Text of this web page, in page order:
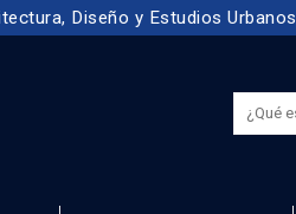
Diseño y Estudios Urbanos